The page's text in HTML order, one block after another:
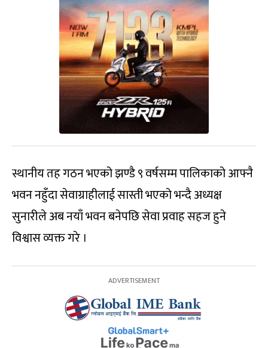
स्थानीय तह गठन भएको झण्डै ९ वर्षसम्म पालिकाको आफ्नै
भवन नहुँदा सेवाग्राहीलाई सास्ती भएको भन्दै अध्यक्ष
सुनारीले अब नयाँ भवन बनेपछि सेवा प्रवाह सहज हुने
विश्वास व्यक्त गरे ।